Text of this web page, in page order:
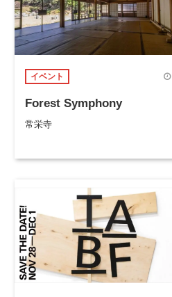
イベント
Forest Symphony
常栄寺